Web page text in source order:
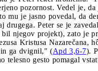
pozornost. Vedel je, da
mu je jasno povedal, da
drugega. Peter se je
njegov projekt), zato je
Kristusa Nazarečana,
in ga dvignil," (Apd 3,6-7).
telesno gesto pomagal